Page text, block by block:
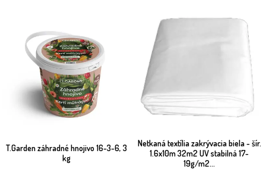
T.Garden záhradné hnojivo 16-3-6, 3
kg
Netkaná textília zakrývacia biela - šír.
1.6x10m 32m2 UV stabilná 17-
19g/m2...